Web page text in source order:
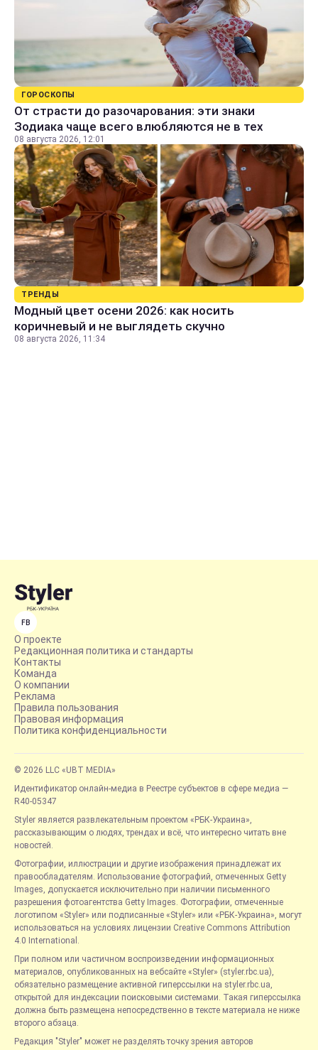
ГОРОСКОПЫ
От страсти до разочарования: эти знаки
Зодиака чаще всего влюбляются не в тех
08 августа 2026, 12:01
ТРЕНДЫ
Модный цвет осени 2026: как носить
коричневый и не выглядеть скучно
08 августа 2026, 11:34
FB
О проекте
Редакционная политика и стандарты
Контакты
Команда
О компании
Реклама
Правила пользования
Правовая информация
Политика конфиденциальности
© 2026 LLC «UBT MEDIA»
Идентификатор онлайн-медиа в Реестре субъектов в сфере медиа —
R40-05347
Styler является развлекательным проектом «РБК-Украина»,
рассказывающим о людях, трендах и всё, что интересно читать вне
новостей.
Фотографии, иллюстрации и другие изображения принадлежат их
правообладателям. Использование фотографий, отмеченных Getty
Images, допускается исключительно при наличии письменного
разрешения фотоагентства Getty Images. Фотографии, отмеченные
логотипом «Styler» или подписанные «Styler» или «РБК-Украина», могут
использоваться на условиях лицензии Creative Commons Attribution
4.0 International.
При полном или частичном воспроизведении информационных
материалов, опубликованных на вебсайте «Styler» (styler.rbc.ua),
обязательно размещение активной гиперссылки на styler.rbc.ua,
открытой для индексации поисковыми системами. Такая гиперссылка
должна быть размещена непосредственно в тексте материала не ниже
второго абзаца.
Редакция "Styler" может не разделять точку зрения авторов